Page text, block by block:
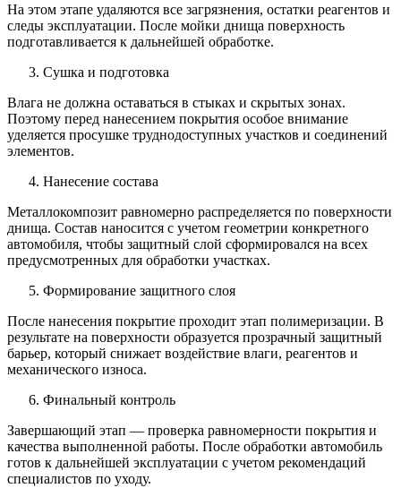
На этом этапе удаляются все загрязнения, остатки реагентов и
следы эксплуатации. После мойки днища поверхность
подготавливается к дальнейшей обработке.
Сушка и подготовка
Влага не должна оставаться в стыках и скрытых зонах.
Поэтому перед нанесением покрытия особое внимание
уделяется просушке труднодоступных участков и соединений
элементов.
Нанесение состава
Металлокомпозит равномерно распределяется по поверхности
днища. Состав наносится с учетом геометрии конкретного
автомобиля, чтобы защитный слой сформировался на всех
предусмотренных для обработки участках.
Формирование защитного слоя
После нанесения покрытие проходит этап полимеризации. В
результате на поверхности образуется прозрачный защитный
барьер, который снижает воздействие влаги, реагентов и
механического износа.
Финальный контроль
Завершающий этап — проверка равномерности покрытия и
качества выполненной работы. После обработки автомобиль
готов к дальнейшей эксплуатации с учетом рекомендаций
специалистов по уходу.